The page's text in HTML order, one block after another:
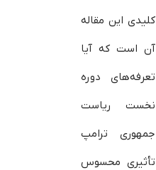
کلیدی این مقاله
آن است که آیا
تعرفه‌های دوره
نخست ریاست
جمهوری ترامپ
تأثیری محسوس